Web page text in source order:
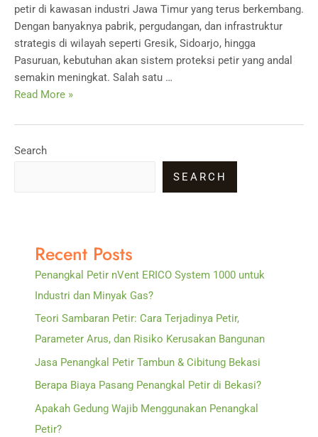
petir di kawasan industri Jawa Timur yang terus berkembang.
Dengan banyaknya pabrik, pergudangan, dan infrastruktur
strategis di wilayah seperti Gresik, Sidoarjo, hingga
Pasuruan, kebutuhan akan sistem proteksi petir yang andal
semakin meningkat. Salah satu …
Pabrikasi
Penangkal
Petir
Read More »
Search
SEARCH
Recent Posts
Penangkal Petir nVent ERICO System 1000 untuk
Industri dan Minyak Gas?
Teori Sambaran Petir: Cara Terjadinya Petir,
Parameter Arus, dan Risiko Kerusakan Bangunan
Jasa Penangkal Petir Tambun & Cibitung Bekasi
Berapa Biaya Pasang Penangkal Petir di Bekasi?
Apakah Gedung Wajib Menggunakan Penangkal
Petir?